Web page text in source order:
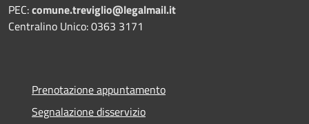
PEC:comune.treviglio@legalmail.it
Centralino Unico: 0363 3171
Prenotazione appuntamento
Segnalazione disservizio